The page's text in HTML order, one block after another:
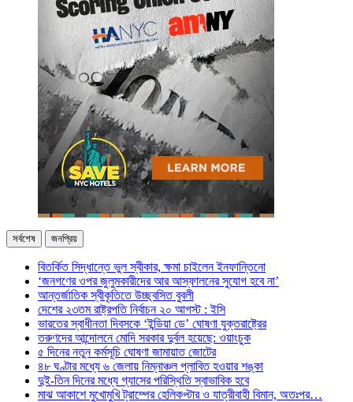
সর্বশেষ জনপ্রিয়
বিতর্কিত সিদ্ধান্তে ভুল স্বীকার, ক্ষমা চাইলেন ইনফান্তিনো
‘জনগণের ওপর জুলুমকারীদের আর আস্ফালনের সুযোগ হবে না’
আন্তর্জাতিক স্বীকৃতিতে উচ্ছ্বসিত বুবলী
দেশের ২৩তম রাষ্ট্রপতি নির্বাচন ২০ আগস্ট : ইসি
ভারতের স্বাধীনতা দিবসকে ‘ইন্ডিয়া ডে’ ঘোষণা যুক্তরাষ্ট্রের
তরুণদের আন্দোলনে মোদি সরকার দুর্বল হয়েছে: ওয়াংচুক
৫ দিনের নতুন কর্মসূচি ঘোষণা জামায়াত জোটের
৪৮ ঘণ্টার মধ্যে ৬ জেলায় নিম্নাঞ্চল প্লাবিত হওয়ার শঙ্কা
দুই-তিন দিনের মধ্যে গ্যাসের পরিস্থিতি স্বাভাবিক হবে
মাঝ আকাশে মুখোমুখি ট্রাম্পের হেলিকপ্টার ও যাত্রীবাহী বিমান, অতঃপর…